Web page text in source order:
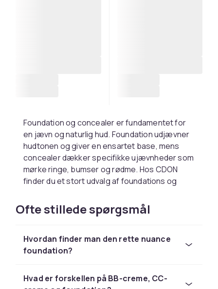
Foundation og concealer er fundamentet for
en jævn og naturlig hud. Foundation udjævner
hudtonen og giver en ensartet base, mens
concealer dækker specifikke ujævnheder som
mørke ringe, bumser og rødme. Hos CDON
finder du et stort udvalg af foundations og
Find den rette foundation til
Flydende foundation passer til de fleste
passer til tør hud, mens mineralpudder giver en
Ofte stillede spørgsmål
Hvordan finder man den rette nuance
foundation?
Hvad er forskellen på BB-creme, CC-